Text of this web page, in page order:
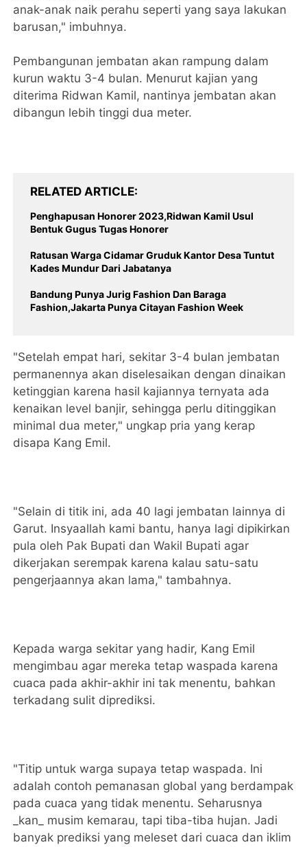
anak-anak naik perahu seperti yang saya lakukan
barusan," imbuhnya.
Pembangunan jembatan akan rampung dalam
kurun waktu 3-4 bulan. Menurut kajian yang
diterima Ridwan Kamil, nantinya jembatan akan
dibangun lebih tinggi dua meter.
RELATED ARTICLE
Penghapusan Honorer 2023,Ridwan Kamil Usul
Bentuk Gugus Tugas Honorer
Ratusan Warga Cidamar Gruduk Kantor Desa Tuntut
Kades Mundur Dari Jabatanya
Bandung Punya Jurig Fashion Dan Baraga
Fashion,Jakarta Punya Citayan Fashion Week
"Setelah empat hari, sekitar 3-4 bulan jembatan
permanennya akan diselesaikan dengan dinaikan
ketinggian karena hasil kajiannya ternyata ada
kenaikan level banjir, sehingga perlu ditinggikan
minimal dua meter," ungkap pria yang kerap
disapa Kang Emil.
"Selain di titik ini, ada 40 lagi jembatan lainnya di
Garut. Insyaallah kami bantu, hanya lagi dipikirkan
pula oleh Pak Bupati dan Wakil Bupati agar
dikerjakan serempak karena kalau satu-satu
pengerjaannya akan lama," tambahnya.
Kepada warga sekitar yang hadir, Kang Emil
mengimbau agar mereka tetap waspada karena
cuaca pada akhir-akhir ini tak menentu, bahkan
terkadang sulit diprediksi.
"Titip untuk warga supaya tetap waspada. Ini
adalah contoh pemanasan global yang berdampak
pada cuaca yang tidak menentu. Seharusnya
_kan_ musim kemarau, tapi tiba-tiba hujan. Jadi
banyak prediksi yang meleset dari cuaca dan iklim